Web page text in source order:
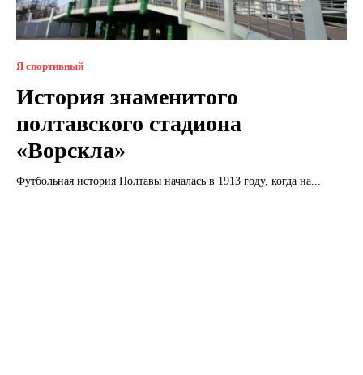
Я спортивный
История знаменитого
полтавского стадиона
«Ворскла»
Футбольная история Полтавы началась в 1913 году, когда на...